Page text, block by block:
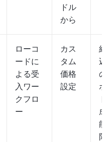
ドル
から
ローコ
ードに
よる受
入ワー
クフロ
ー
カス
タム
価格
設定
組
込
の
ポ
成
能
限